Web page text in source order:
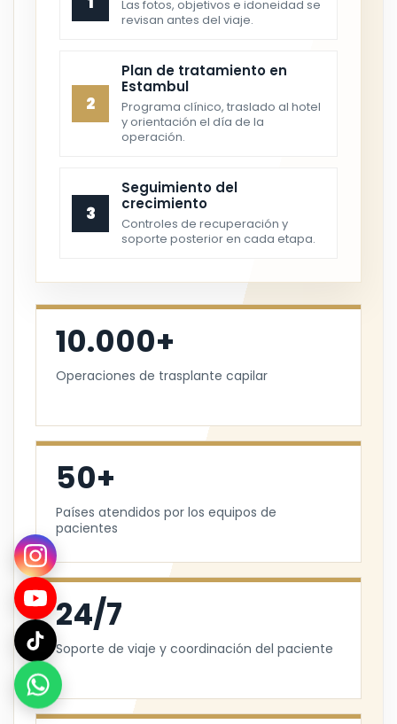
Las fotos, objetivos e idoneidad se
revisan antes del viaje.
2
Plan de tratamiento en
Estambul
Programa clínico, traslado al hotel
y orientación el día de la
operación.
3
Seguimiento del
crecimiento
Controles de recuperación y
soporte posterior en cada etapa.
10.000+
Operaciones de trasplante capilar
50+
Países atendidos por los equipos de
pacientes
24/7
Soporte de viaje y coordinación del paciente